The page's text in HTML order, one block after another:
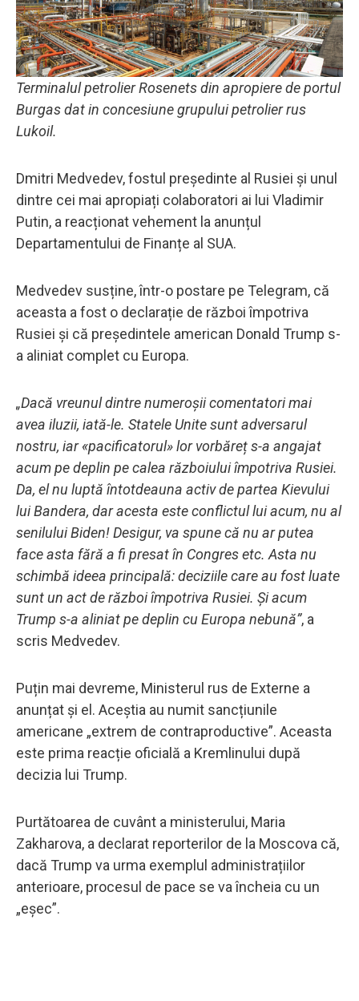
Terminalul petrolier Rosenets din apropiere de portul
Burgas dat in concesiune grupului petrolier rus
Lukoil.
Dmitri Medvedev, fostul președinte al Rusiei și unul
dintre cei mai apropiați colaboratori ai lui Vladimir
Putin, a reacționat vehement la anunțul
Departamentului de Finanțe al SUA.
Medvedev susține, într-o postare pe Telegram, că
aceasta a fost o declarație de război împotriva
Rusiei și că președintele american Donald Trump s-
a aliniat complet cu Europa.
„Dacă vreunul dintre numeroșii comentatori mai
avea iluzii, iată-le. Statele Unite sunt adversarul
nostru, iar «pacificatorul» lor vorbăreț s-a angajat
acum pe deplin pe calea războiului împotriva Rusiei.
Da, el nu luptă întotdeauna activ de partea Kievului
lui Bandera, dar acesta este conflictul lui acum, nu al
senilului Biden! Desigur, va spune că nu ar putea
face asta fără a fi presat în Congres etc. Asta nu
schimbă ideea principală: deciziile care au fost luate
sunt un act de război împotriva Rusiei. Și acum
Trump s-a aliniat pe deplin cu Europa nebună”, a
scris Medvedev.
Puțin mai devreme, Ministerul rus de Externe a
anunțat și el. Aceștia au numit sancțiunile
americane „extrem de contraproductive”. Aceasta
este prima reacție oficială a Kremlinului după
decizia lui Trump.
Purtătoarea de cuvânt a ministerului, Maria
Zakharova, a declarat reporterilor de la Moscova că,
dacă Trump va urma exemplul administrațiilor
anterioare, procesul de pace se va încheia cu un
„eșec”.